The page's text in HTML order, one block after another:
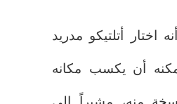
اختار أتلتيكو مدريد
أن يكسب مكانه